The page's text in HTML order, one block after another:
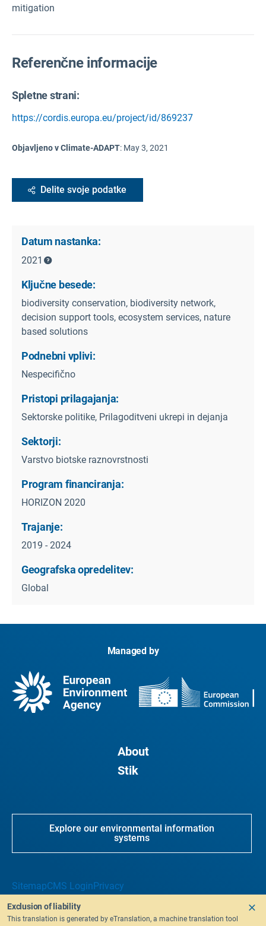
mitigation
Referenčne informacije
Spletne strani:
https://cordis.europa.eu/project/id/869237
Objavljeno v Climate-ADAPT: May 3, 2021
Delite svoje podatke
Datum nastanka:
2021
Ključne besede:
biodiversity conservation, biodiversity network,
decision support tools, ecosystem services, nature
based solutions
Podnebni vplivi:
Nespecifično
Pristopi prilagajanja:
Sektorske politike, Prilagoditveni ukrepi in dejanja
Sektorji:
Varstvo biotske raznovrstnosti
Program financiranja:
HORIZON 2020
Trajanje:
2019 - 2024
Geografska opredelitev:
Global
Managed by
About
Stik
Explore our environmental information
systems
SitemapCMS Login Privacy
Exclusion of liability
This translation is generated by eTranslation, a machine translation tool